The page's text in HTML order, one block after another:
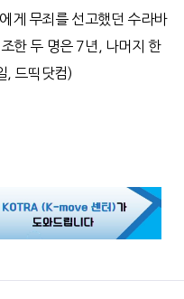
게 무죄를 선고했던 수라바
한 두 명은7년
나머지 한
드띡닷컴)